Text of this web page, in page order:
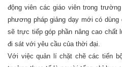
động viên các giáo viên trong
phương pháp giảng dạy mới có
sẽ trực tiếp góp phần nâng cao chất
đi sát với yêu cầu của thời đại.
Với việc quản lí chặt chẽ các tiến